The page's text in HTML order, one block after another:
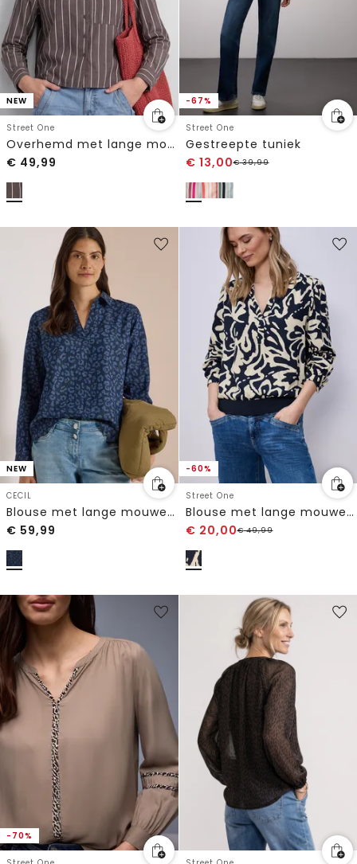
NEW
Street One
Overhemd met lange mouwen en strepen
€ 49,99
-67%
Street One
Gestreepte tuniek
€ 13,00€39,99
NEW
CECIL
Blouse met lange mouwen en laserprint
€ 59,99
-60%
Street One
Blouse met lange mouwen en elastische tailleband
€ 20,00€49,99
-70%